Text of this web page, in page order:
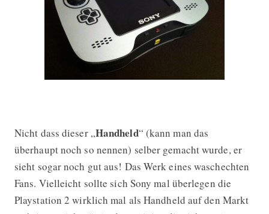
Nicht dass dieser „Handheld“ (kann man das
überhaupt noch so nennen) selber gemacht wurde, er
sieht sogar noch gut aus! Das Werk eines waschechten
Fans. Vielleicht sollte sich Sony mal überlegen die
Playstation 2 wirklich mal als Handheld auf den Markt